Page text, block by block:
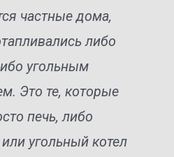
частные дома,
либо
угольным
Это те, которые
печь, либо
угольный котел